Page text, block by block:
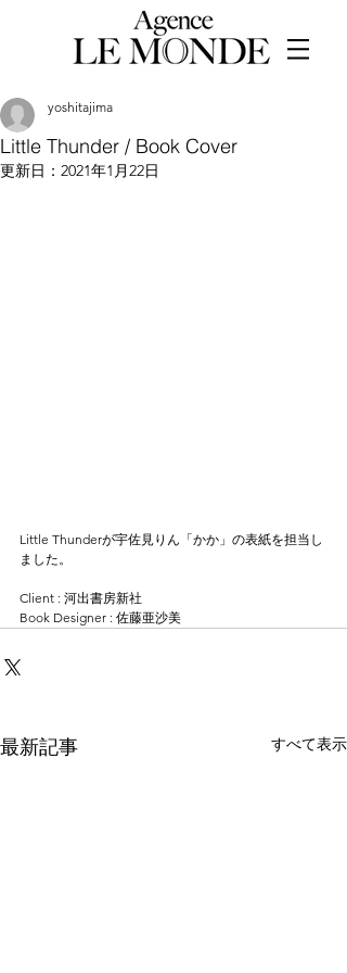
Little Thunder / Book Cover
yoshitajima
更新日： 2021年1月22日
Little Thunderが宇佐見りん「かか」の表紙を担当し
ました。
Client : 河出書房新社
Book Designer : 佐藤亜沙美
最新記事 すべて表示